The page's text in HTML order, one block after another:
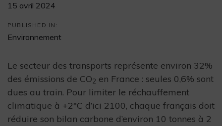
15 avril 2024
PUBLISHED IN:
Environnement
Le secteur des transports représente environ 32%
des émissions de CO2 en France : seules 0,6% sont
dues au train. Pour limiter le réchauffement
climatique à +2°C d’ici 2100, chaque français doit
réduire son bilan carbone d’environ 10 tonnes à 2